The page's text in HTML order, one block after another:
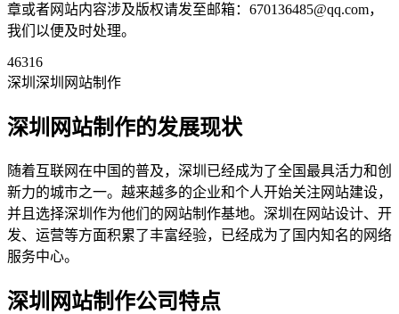
章或者网站内容涉及版权请发至邮箱：670136485@qq.com，
我们以便及时处理。
46316
深圳深圳网站制作
深圳网站制作的发展现状
随着互联网在中国的普及，深圳已经成为了全国最具活力和创
新力的城市之一。越来越多的企业和个人开始关注网站建设，
并且选择深圳作为他们的网站制作基地。深圳在网站设计、开
发、运营等方面积累了丰富经验，已经成为了国内知名的网络
服务中心。
深圳网站制作公司特点